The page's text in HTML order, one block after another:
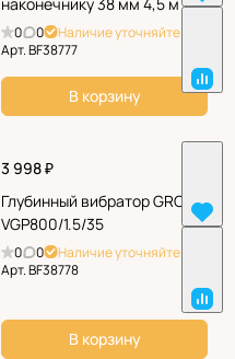
0 0
Наличие уточняйте
Арт.BF38777
В корзину
3 998 ₽
Глубинный вибратор GROST
VGP800/1.5/35
0 0
Наличие уточняйте
Арт.BF38778
В корзину